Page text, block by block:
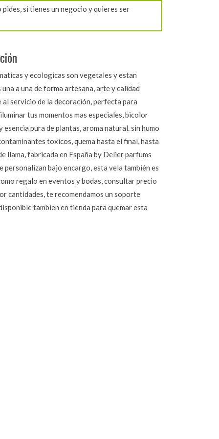
si tienes un negocio y quieres ser
y ecologicas son vegetales y estan
a una de forma artesana, arte y calidad
al servicio de la decoración, perfecta para
tus momentos mas especiales, bicolor
esencia pura de plantas, aroma natural. sin humo
toxicos, quema hasta el final, hasta
llama, fabricada en España by Delier parfums
personalizan bajo encargo, esta vela también es
regalo en eventos y bodas, consultar precio
cantidades, te recomendamos un soporte
tambien en tienda para quemar esta